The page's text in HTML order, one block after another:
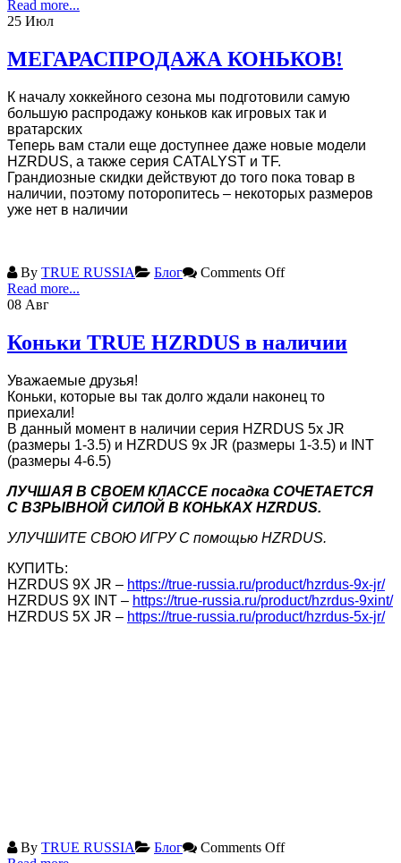
Read more...
25 Июл
МЕГАРАСПРОДАЖА КОНЬКОВ!
К началу хоккейного сезона мы подготовили самую
большую распродажу коньков как игровых так и
вратарских
Теперь вам стали еще доступнее даже новые модели
HZRDUS, а также серия CATALYST и TF.
Грандиозные скидки действуют до того пока товар в
наличии, поэтому поторопитесь – некоторых размеров
уже нет в наличии
By TRUE RUSSIA Блог
Comments Off
Read more...
08 Авг
Коньки TRUE HZRDUS в наличии
Уважаемые друзья!
Коньки, которые вы так долго ждали наконец то
приехали!
В данный момент в наличии серия HZRDUS 5х JR
(размеры 1-3.5) и HZRDUS 9x JR (размеры 1-3.5) и INT
(размеры 4-6.5)
ЛУЧШАЯ В СВОЕМ КЛАССЕ посадка СОЧЕТАЕТСЯ
С ВЗРЫВНОЙ СИЛОЙ В КОНЬКАХ HZRDUS.
УЛУЧШИТЕ СВОЮ ИГРУ С помощью HZRDUS.
КУПИТЬ:
HZRDUS 9X JR – https://true-russia.ru/product/hzrdus-9x-jr/
HZRDUS 9X INT – https://true-russia.ru/product/hzrdus-9xint/
HZRDUS 5X JR – https://true-russia.ru/product/hzrdus-5x-jr/
By TRUE RUSSIA Блог
Comments Off